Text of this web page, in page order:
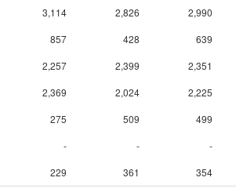
3,114 2,826 2,990
857 428 639
2,257 2,399 2,351
2,369 2,024 2,225
275 509 499
- - -
229 361 354